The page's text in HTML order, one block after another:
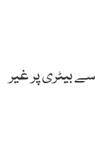
کرنے سے بیٹری پر غیر